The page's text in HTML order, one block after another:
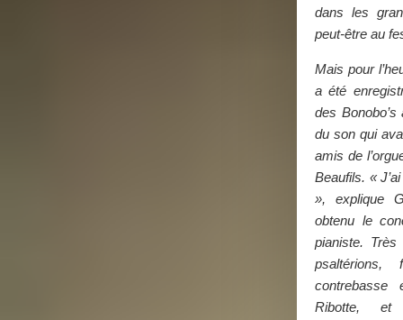
dans les
peut-être au
Mais pour
a été
des
du son qui
amis de
Beaufils. «
», explique
obtenu le
pianiste.
psaltérions,
contrebasse
Ribotte, et